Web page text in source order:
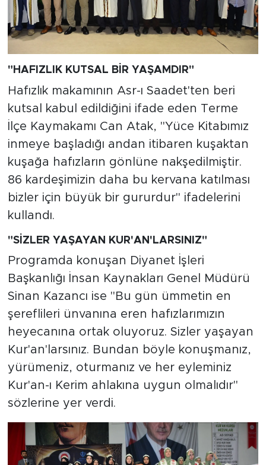
"HAFIZLIK KUTSAL BİR YAŞAMDIR"
Hafızlık makamının Asr-ı Saadet'ten beri
kutsal kabul edildiğini ifade eden Terme
İlçe Kaymakamı Can Atak, "Yüce Kitabımız
inmeye başladığı andan itibaren kuşaktan
kuşağa hafızların gönlüne nakşedilmiştir.
86 kardeşimizin daha bu kervana katılması
bizler için büyük bir gururdur" ifadelerini
kullandı.
"SİZLER YAŞAYAN KUR'AN'LARSINIZ"
Programda konuşan Diyanet İşleri
Başkanlığı İnsan Kaynakları Genel Müdürü
Sinan Kazancı ise "Bu gün ümmetin en
şereflileri ünvanına eren hafızlarımızın
heyecanına ortak oluyoruz. Sizler yaşayan
Kur'an'larsınız. Bundan böyle konuşmanız,
yürümeniz, oturmanız ve her eyleminiz
Kur'an-ı Kerim ahlakına uygun olmalıdır"
sözlerine yer verdi.